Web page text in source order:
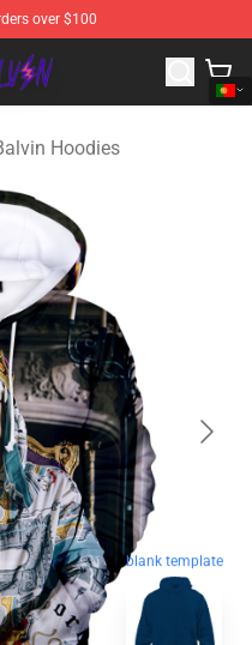
over $100
Merchandise Shop
Hoodies
blank template